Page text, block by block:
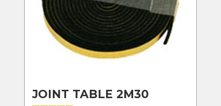
JOINT TABLE 2M30